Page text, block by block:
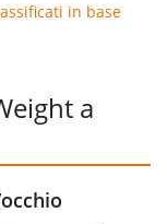
in base
a